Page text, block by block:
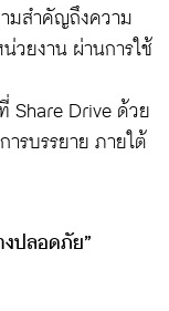
มสำคัญถึงความ
ยงาน ผ่านการใช้
Share Drive ด้วย
รบรรยาย ภายใต้
ปลอดภัย”